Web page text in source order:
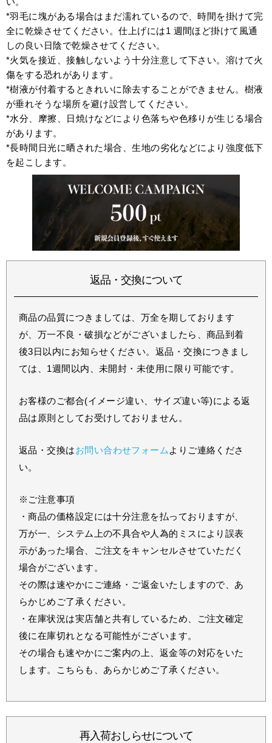
*羽毛に塊がある場合はまだ濡れているので、時間を掛けて完
全に乾燥させてください。仕上げには1 週間ほど掛けて風通
しの良い日陰で乾燥させてください。
*火気を接近、接触しないよう十分注意して下さい。溶けて火
傷をする恐れがあります。
*樹液が付着するときれいに除去することができません。樹液
が垂れそうな場所を避け設営してください。
*水分、摩擦、日焼けなどにより色落ちや色移りが生じる場合
があります。
*長時間日光に晒された場合、生地の劣化などにより強度低下
を起こします。
返品・交換について
商品の品質につきましては、万全を期しております
が、万一不良・破損などがございましたら、商品到着
後3日以内にお知らせください。返品・交換につきまし
ては、1週間以内、未開封・未使用に限り可能です。
お客様のご都合(イメージ違い、サイズ違い等)による返
品は原則としてお受けしておりません。
返品・交換はお問い合わせフォーム よりご連絡くださ
い。
※ご注意事項
・商品の価格設定には十分注意を払っておりますが、
万が一、システム上の不具合や人為的ミスにより誤表
示があった場合、ご注文をキャンセルさせていただく
場合がございます。
その際は速やかにご連絡・ご返金いたしますので、あ
らかじめご了承ください。
・在庫状況は実店舗と共有しているため、ご注文確定
後に在庫切れとなる可能性がございます。
その場合も速やかにご案内の上、返金等の対応をいた
します。こちらも、あらかじめご了承ください。
再入荷おしらせについて